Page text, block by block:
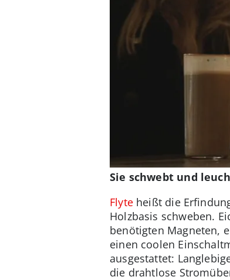
Sie schwebt und
Flyteheißt die
Holzbasis schweben.
benötigten Magneten,
einen coolen
ausgestattet:
die drahtlose